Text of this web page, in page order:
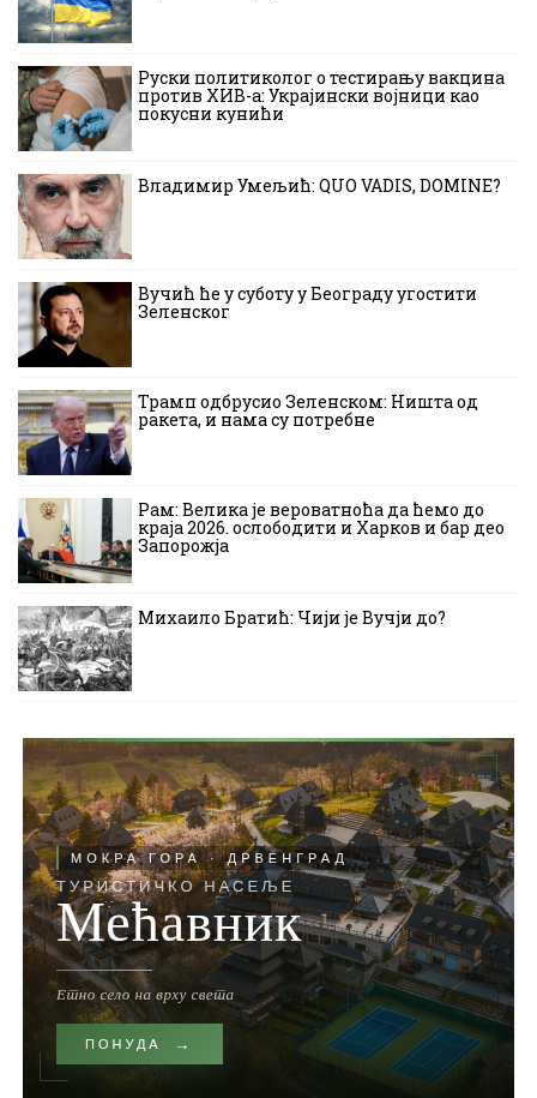
Руски политиколог о тестирању вакцина
против ХИВ-а: Украјински војници као
покусни кунићи
Владимир Умељић: QUO VADIS, DOMINE?
Вучић ће у суботу у Београду угостити
Зеленског
Трамп одбрусио Зеленском: Ништа од
ракета, и нама су потребне
Рам: Велика је вероватноћа да ћемо до
краја 2026. ослободити и Харков и бар део
Запорожја
Михаило Братић: Чији је Вучји до?